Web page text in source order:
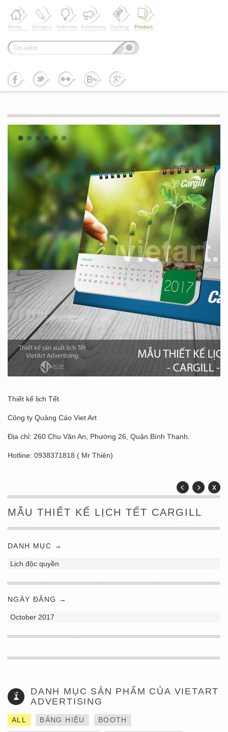
Home Designs Indentity Advertsing Packing Product
Thiết kế lịch Tết
Công ty Quảng Cáo Viet Art
Địa chỉ: 260 Chu Văn An, Phường 26, Quận Bình Thạnh.
Hotline: 0938371818 ( Mr Thiên)
MẪU THIẾT KẾ LỊCH TẾT CARGILL
DANH MỤC →
Lịch độc quyền
NGÀY ĐĂNG →
October 2017
DANH MỤC SẢN PHẨM CỦA VIETART
ADVERTISING
ALL BẢNG HIỆU BOOTH